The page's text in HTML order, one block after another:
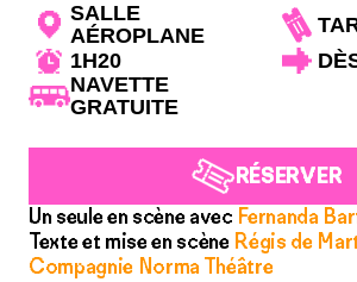
SALLE
AÉROPLANE
1H20
NAVETTE
GRATUITE
RÉSERVER
Un seule en scène avec Fernanda
Texte et mise en scène Régis de
Compagnie Norma Théâtre